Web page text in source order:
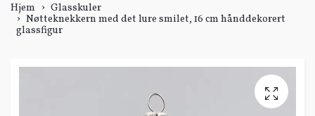
Hjem
Glasskuler
Nøtteknekkern med det lure smilet, 16 cm hånddekorert
glassfigur